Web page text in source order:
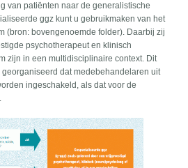
van patiënten naar de generalistische
ggz kunt u gebruikmaken van het
(bron: bovengenoemde folder). Daarbij zij
psychotherapeut en klinisch
zijn in een multidisciplinaire context. Dit
georganiseerd dat medebehandelaren uit
ingeschakeld, als dat voor de